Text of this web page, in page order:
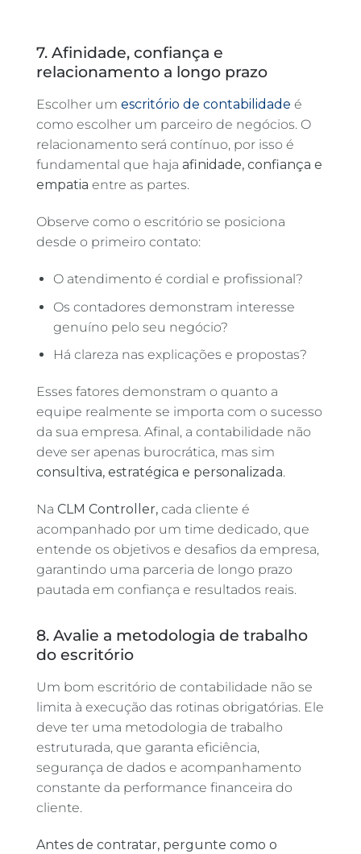
7. Afinidade, confiança e
relacionamento a longo prazo
Escolher um escritório de contabilidade é
como escolher um parceiro de negócios. O
relacionamento será contínuo, por isso é
fundamental que haja afinidade, confiança e
empatia entre as partes.
Observe como o escritório se posiciona
desde o primeiro contato:
O atendimento é cordial e profissional?
Os contadores demonstram interesse
genuíno pelo seu negócio?
Há clareza nas explicações e propostas?
Esses fatores demonstram o quanto a
equipe realmente se importa com o sucesso
da sua empresa. Afinal, a contabilidade não
deve ser apenas burocrática, mas sim
consultiva, estratégica e personalizada.
Na CLM Controller, cada cliente é
acompanhado por um time dedicado, que
entende os objetivos e desafios da empresa,
garantindo uma parceria de longo prazo
pautada em confiança e resultados reais.
8. Avalie a metodologia de trabalho
do escritório
Um bom escritório de contabilidade não se
limita à execução das rotinas obrigatórias. Ele
deve ter uma metodologia de trabalho
estruturada, que garanta eficiência,
segurança de dados e acompanhamento
constante da performance financeira do
cliente.
Antes de contratar, pergunte como o